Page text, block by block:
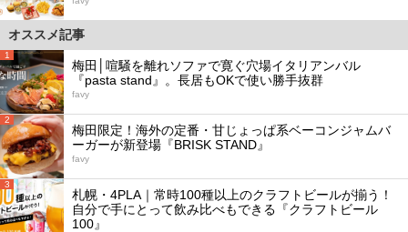
オススメ記事
1
梅田│喧騒を離れソファで寛ぐ穴場イタリアンバル
『pasta stand』。長居もOKで使い勝手抜群
favy
2
梅田限定！海外の定番・甘じょっぱ系ベーコンジャムバ
ーガーが新登場『BRISK STAND』
favy
3
札幌・4PLA｜常時100種以上のクラフトビールが揃う！
自分で手にとって飲み比べもできる『クラフトビール
100』